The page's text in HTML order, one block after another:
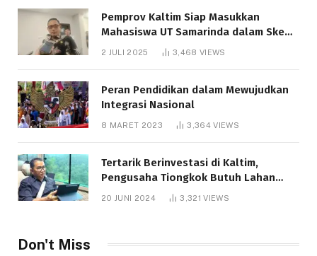
Pemprov Kaltim Siap Masukkan
Mahasiswa UT Samarinda dalam Skema
Bantuan Pendidikan Gratispol
2 JULI 2025 3,468 VIEWS
Peran Pendidikan dalam Mewujudkan
Integrasi Nasional
8 MARET 2023 3,364VIEWS
Tertarik Berinvestasi di Kaltim,
Pengusaha Tiongkok Butuh Lahan
20 JUNI 2024 3,321VIEWS
Don't Miss